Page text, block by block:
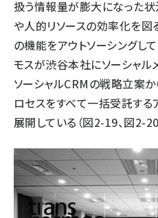
扱う情報量が膨大になった状
や人的リソースの効率化を図
の機能をアウトソーシングし
モスが渋谷本社にソーシャル
ソーシャルCRMの戦略立案
ロセスをすべて一括受託する
展開している（図2-19、図2-20